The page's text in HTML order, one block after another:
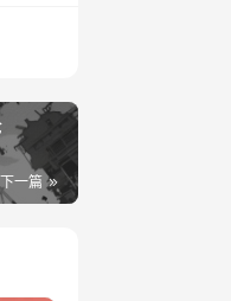
下一篇